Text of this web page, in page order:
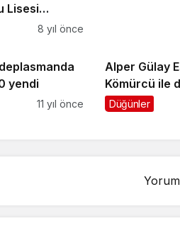
Lisesi
Yapıldı8 yıl önce
yendi
11 yıl önce
Alper Gülay
Kömürcü ile
Düğünler